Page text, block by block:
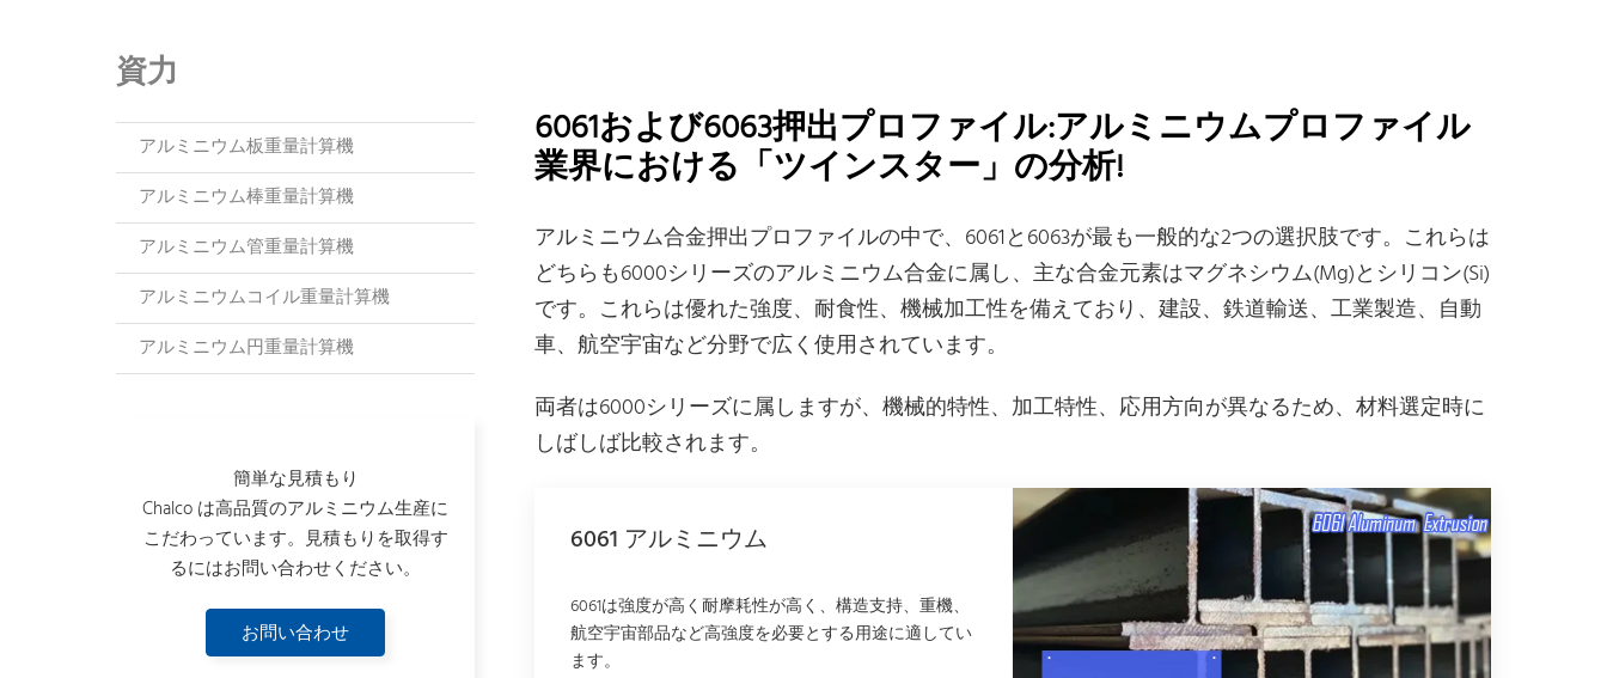
資力
アルミニウム板重量計算機
アルミニウム棒重量計算機
アルミニウム管重量計算機
アルミニウムコイル重量計算機
アルミニウム円重量計算機
簡単な見積もり
Chalco は高品質のアルミニウム生産に
こだわっています。見積もりを取得す
るにはお問い合わせください。
お問い合わせ
6061および6063押出プロファイル:アルミニウムプロファイル
業界における「ツインスター」の分析!
アルミニウム合金押出プロファイルの中で、6061と6063が最も一般的な2つの選択肢です。これらは
どちらも6000シリーズのアルミニウム合金に属し、主な合金元素はマグネシウム(Mg)とシリコン(Si)
です。これらは優れた強度、耐食性、機械加工性を備えており、建設、鉄道輸送、工業製造、自動
車、航空宇宙など分野で広く使用されています。
両者は6000シリーズに属しますが、機械的特性、加工特性、応用方向が異なるため、材料選定時に
しばしば比較されます。
6061 アルミニウム
6061は強度が高く耐摩耗性が高く、構造支持、重機、
航空宇宙部品など高強度を必要とする用途に適してい
ます。